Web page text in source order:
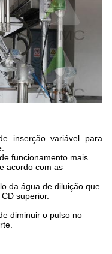
inserção variável para
funcionamento mais
acordo com as
da água de diluição que
superior.
diminuir o pulso no